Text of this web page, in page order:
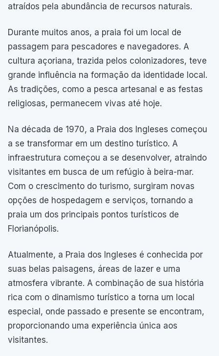
atraídos pela abundância de recursos naturais.
Durante muitos anos, a praia foi um local de
passagem para pescadores e navegadores. A
cultura açoriana, trazida pelos colonizadores, teve
grande influência na formação da identidade local.
As tradições, como a pesca artesanal e as festas
religiosas, permanecem vivas até hoje.
Na década de 1970, a Praia dos Ingleses começou
a se transformar em um destino turístico. A
infraestrutura começou a se desenvolver, atraindo
visitantes em busca de um refúgio à beira-mar.
Com o crescimento do turismo, surgiram novas
opções de hospedagem e serviços, tornando a
praia um dos principais pontos turísticos de
Florianópolis.
Atualmente, a Praia dos Ingleses é conhecida por
suas belas paisagens, áreas de lazer e uma
atmosfera vibrante. A combinação de sua história
rica com o dinamismo turístico a torna um local
especial, onde passado e presente se encontram,
proporcionando uma experiência única aos
visitantes.